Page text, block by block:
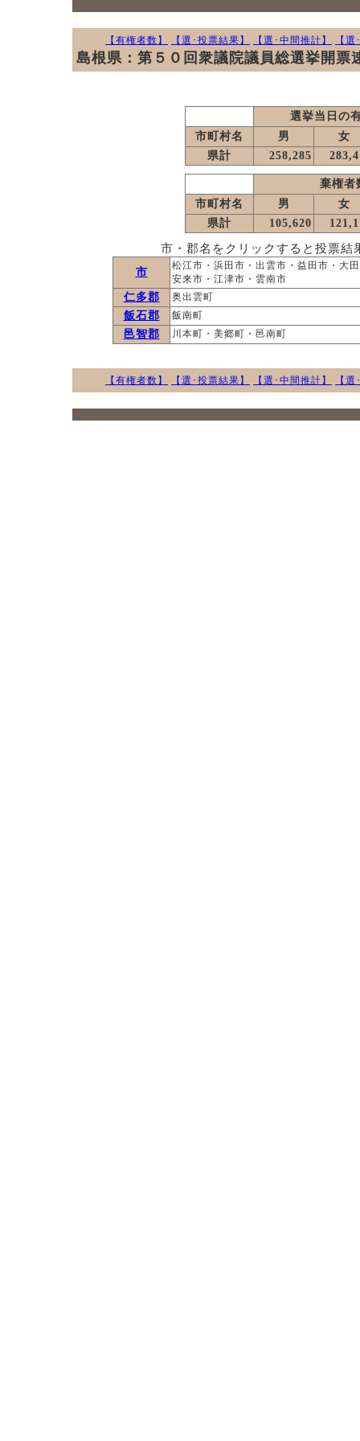
【有権者数】 【選･投票結果】 【選･中間推計】 【
島根県：第５０回衆議院議員総選挙開
選挙当日の
市町村名
男
女
県計
258,285
棄権者
市町村名
男
女
県計
105,620
市・郡名をクリックすると投票
市
松江市・浜田市・出雲市・益田市・大
安来市・江津市・雲南市
仁多郡 奥出雲町
飯石郡 飯南町
邑智郡 川本町・美郷町・邑南町
【有権者数】 【選･投票結果】 【選･中間推計】 【